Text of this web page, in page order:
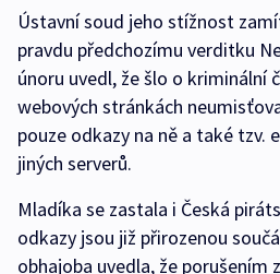
Ústavní soud jeho stížnost
pravdu předchozímu verditku
únoru uvedl, že šlo o kriminální
webových stránkách
pouze odkazy na ně a také tzv.
jiných serverů.
Mladíka se zastala i Česká
odkazy jsou již přirozenou
obhajoba uvedla, že porušením